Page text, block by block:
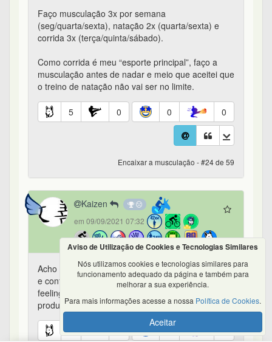
Faço musculação 3x por semana
(seg/quarta/sexta), natação 2x (quarta/sexta) e
corrida 3x (terça/quinta/sábado).
Como corrida é meu “esporte principal”, faço a
musculação antes de nadar e meio que aceitei que
o treino de natação não vai ser no limite.
5 0 0 0
Encaixar a musculação - #24 de 59
Kaizen
em 09/09/2021 07:32
Acho que é uma questão de percepção de esforço
e controle de intensidade se desenvolver esse
feeling da pra fazer as duas atividades de forma
produtiva.
3 0 0 0
Aviso de Utilização de Cookies e Tecnologias Similares
Nós utilizamos cookies e tecnologias similares para
funcionamento adequado da página e também para
melhorar a sua experiência.
Para mais informações acesse a nossa Política de Cookies.
Aceitar